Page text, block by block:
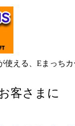
使える、Eまっちカ
客さまに